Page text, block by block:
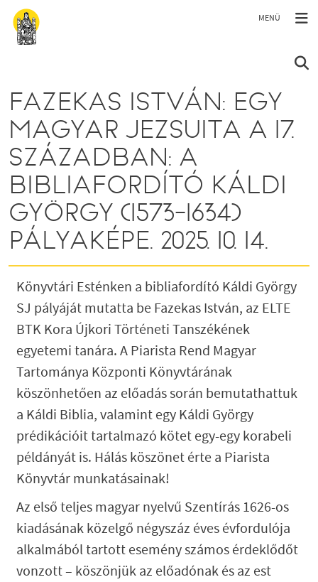
Ugrás a tartalomra
FAZEKAS ISTVÁN: EGY
MAGYAR JEZSUITA A 17.
SZÁZADBAN: A
BIBLIAFORDÍTÓ KÁLDI
GYÖRGY (1573-1634)
PÁLYAKÉPE. 2025. 10. 14.
Könyvtári Esténken a bibliafordító Káldi György
SJ pályáját mutatta be Fazekas István, az ELTE
BTK Kora Újkori Történeti Tanszékének
egyetemi tanára. A Piarista Rend Magyar
Tartománya Központi Könyvtárának
köszönhetően az előadás során bemutathattuk
a Káldi Biblia, valamint egy Káldi György
prédikációit tartalmazó kötet egy-egy korabeli
példányát is. Hálás köszönet érte a Piarista
Könyvtár munkatásainak!
Az első teljes magyar nyelvű Szentírás 1626-os
kiadásának közelgő négyszáz éves évfordulója
alkalmából tartott esemény számos érdeklődőt
vonzott – köszönjük az előadónak és az est